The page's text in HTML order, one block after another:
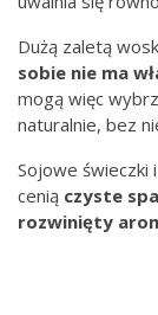
Dużą zaletą
sobie nie ma
mogą więc
naturalnie, bez
Sojowe
cenią czyste
rozwinięty